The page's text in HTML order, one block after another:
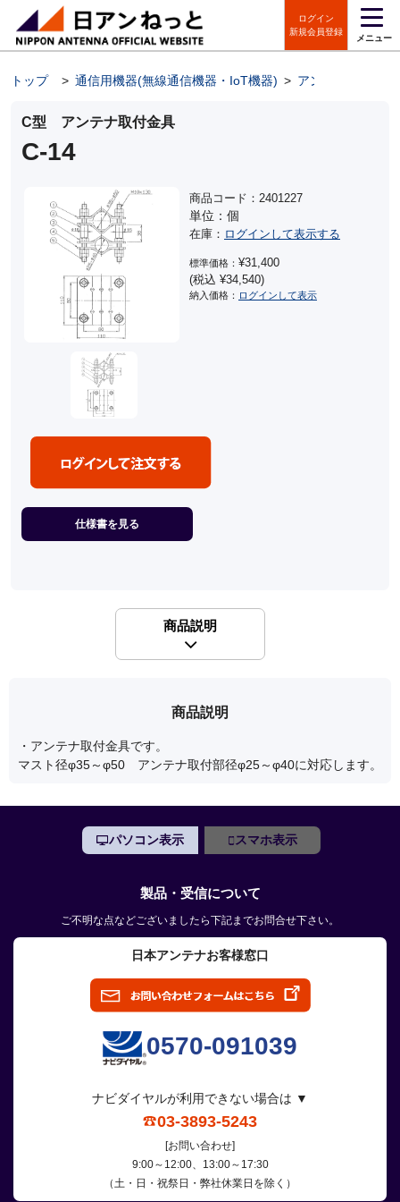
ログイン
新規会員登録
メニュー
トップ > 通信用機器(無線通信機器・IoT機器) > アンテナ金具
C型 アンテナ取付金具
C-14
商品コード：2401227
単位：個
在庫： ログインして表示する
標準価格： ¥31,400
(税込 ¥34,540)
納入価格： ログインして表示
仕様書を見る
商品説明
商品説明
・アンテナ取付金具です。
マスト径φ35～φ50 アンテナ取付部径φ25～φ40に対応します。
パソコン表示 スマホ表示
製品・受信について
ご不明な点などございましたら下記までお問合せ下さい。
日本アンテナお客様窓口
0570-091039
ナビダイヤルが利用できない場合は ▼
03-3893-5243
[お問い合わせ]
9:00～12:00、13:00～17:30
（土・日・祝祭日・弊社休業日を除く）